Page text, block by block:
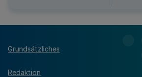
Grundsätzliches
Redaktion